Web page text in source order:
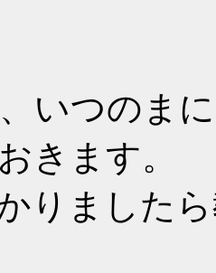
いつのま
きます。
りました